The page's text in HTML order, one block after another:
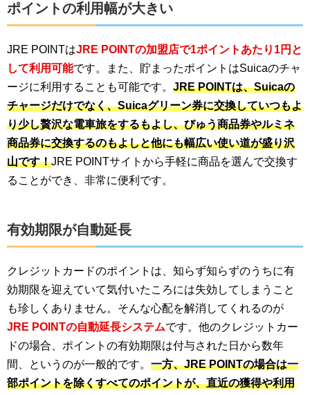
ポイントの利用幅が大きい
JRE POINTはJRE POINTの加盟店で1ポイントあたり1円と
して利用可能です。また、貯まったポイントはSuicaのチャ
ージに利用することも可能です。 JRE POINTは、Suicaの
チャージだけでなく、Suicaグリーン券に交換していつもよ
り少し贅沢な電車旅をするもよし、びゅう商品券やルミネ
商品券に交換するのもよしと他にも幅広い使い道が盛り沢
山です！JRE POINTサイトから手軽に商品を選んで交換す
ることができ、非常に便利です。
有効期限が自動延長
クレジットカードのポイントは、知らず知らずのうちに有
効期限を迎えていて気付いたころには失効してしまうこと
も珍しくありません。そんな心配を解消してくれるのが
JRE POINTの自動延長システムです。他のクレジットカー
ドの場合、ポイントの有効期限は付与された日から数年
間、というのが一般的です。 一方、JRE POINTの場合は一
部ポイントを除くすべてのポイントが、直近の獲得や利用